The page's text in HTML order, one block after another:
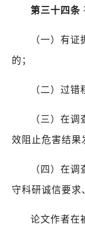
第三十四条
（一）有
的；
（二）过
（三）在
效阻止危害结果
（四）在
守科研诚信要求
论文作者在